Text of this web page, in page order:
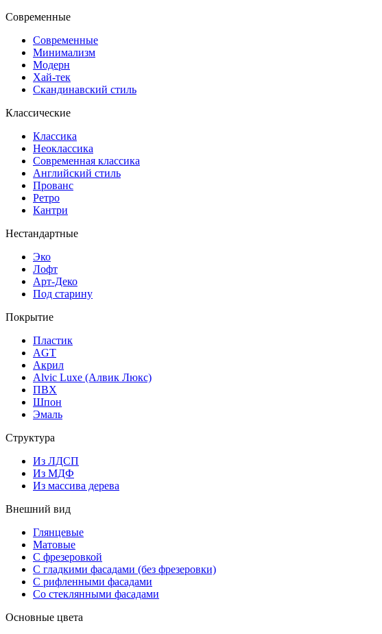
Современные
Современные
Минимализм
Модерн
Хай-тек
Скандинавский стиль
Классические
Классика
Неоклассика
Современная классика
Английский стиль
Прованс
Ретро
Кантри
Нестандартные
Эко
Лофт
Арт-Деко
Под старину
Покрытие
Пластик
AGT
Акрил
Alvic Luxe (Алвик Люкс)
ПВХ
Шпон
Эмаль
Структура
Из ЛДСП
Из МДФ
Из массива дерева
Внешний вид
Глянцевые
Матовые
С фрезеровкой
С гладкими фасадами (без фрезеровки)
С рифленными фасадами
Со стеклянными фасадами
Основные цвета